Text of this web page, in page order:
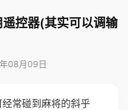
控器(其实可以调输
08月09日
常碰到麻将的斜乎